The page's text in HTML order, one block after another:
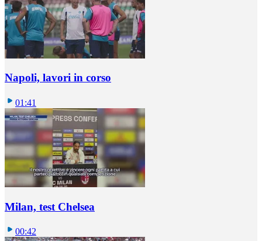
Napoli, lavori in corso
01:41
Milan, test Chelsea
00:42